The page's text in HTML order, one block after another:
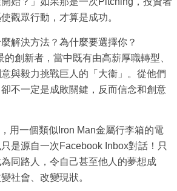
觀眾行動，才算是成功。
解決方法？為什麼要選擇你？
創新者，當中既有由高薪厚職轉型、
與毅力挑戰巨人的「大衞」。從他們
不一定是成敗關鍵，反而信念和創意
用一個類似Iron Man金屬行李箱的電
是源自一次Facebook Inbox對話！只
同路人，令自己甚至他人的夢想成
社會、改變現狀。